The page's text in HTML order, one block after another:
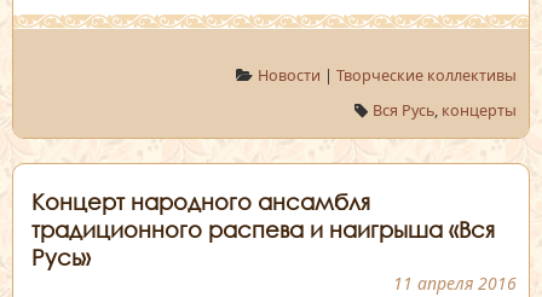
Новости | Творческие коллективы
Вся Русь, концерты
Концерт народного ансамбля
традиционного распева и наигрыша «Вся
Русь»
11 апреля 2016